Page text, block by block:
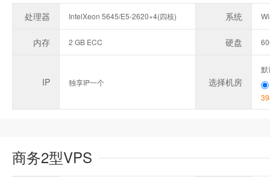
处理器 IntelXeon 5645/E5-2620×4(四核) 系统
内存 2 GB ECC 硬盘
IP 独享IP一个 选择机房
默
商务2型VPS